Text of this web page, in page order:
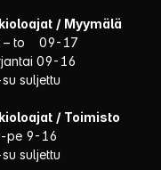
/ Myymälä
– to 09-17
09-16
suljettu
/ Toimisto
pe 9-16
suljettu